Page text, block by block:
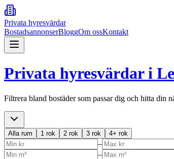
Privata hyresvärdar
BostadsannonserBloggOm ossKontakt
Privata hyresvärdar i
Filtrera bland bostäder som passar dig och hitta din
Alla rum 1 rok 2 rok 3 rok 4+ rok
–
–